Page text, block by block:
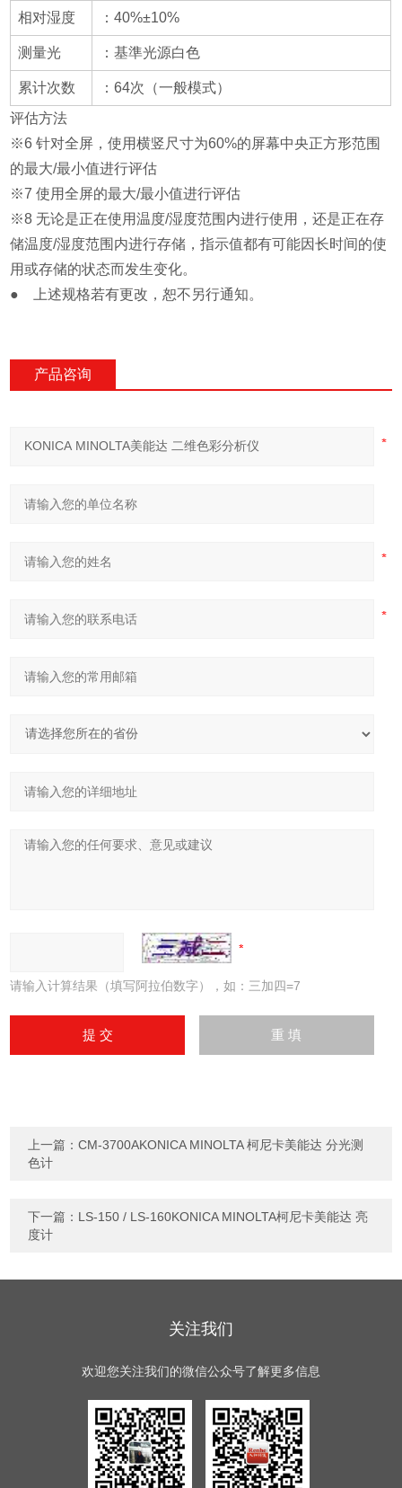
相对湿度 ：40%±10%
测量光 ：基準光源白色
累计次数
：64次（一般模式）
评估方法
※6 针对全屏，使用横竖尺寸为60%的屏幕中央正方形范围
的最大/最小值进行评估
※7 使用全屏的最大/最小值进行评估
※8 无论是正在使用温度/湿度范围内进行使用，还是正在存
储温度/湿度范围内进行存储，指示值都有可能因长时间的使
用或存储的状态而发生变化。
● 上述规格若有更改，恕不另行通知。
产品咨询
请输入计算结果（填写阿拉伯数字），如：三加四=7
上一篇：CM-3700AKONICA MINOLTA 柯尼卡美能达 分光测
色计
下一篇： LS-150 / LS-160KONICA MINOLTA柯尼卡美能达 亮
度计
关注我们
欢迎您关注我们的微信公众号了解更多信息